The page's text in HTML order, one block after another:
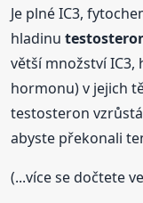
Je plné IC3,
hladinu
větší množství
hormonu) v jejich
testosteron
abyste překonali
(...více se dočtete